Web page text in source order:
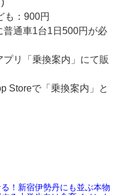
：900円
1台1日500円が必
リ「乗換案内」にて販
で「乗換案内」と
！新宿伊勢丹にも並ぶ本物